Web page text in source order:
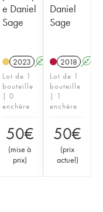
K
e Daniel
Sage
2023 A K
Lot de 1
bouteille
| 0
enchère
50€
(mise à
prix)
Daniel
Sage
2018 A
Lot de 1
bouteille
| 1
enchère
50€
(prix
actuel)